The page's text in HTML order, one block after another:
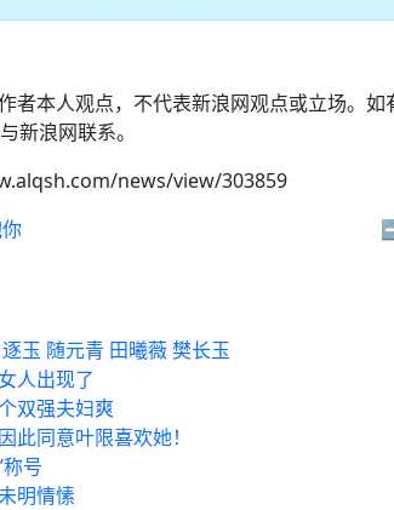
者本人观点，不代表新浪网观点或立场。
新浪网联系。
news/view/303859
玉 随元青 田曦薇 樊长玉
人出现了
双强夫妇爽
此同意叶限喜欢她！
号
明情愫